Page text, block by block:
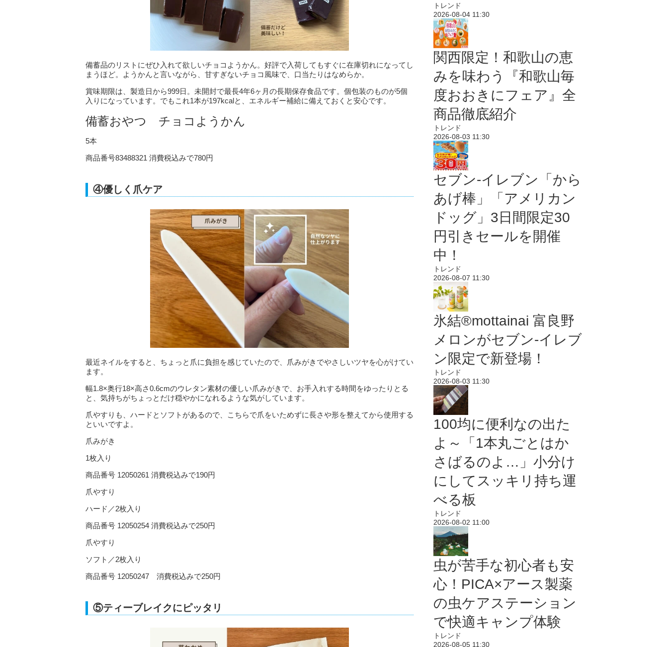
備蓄品のリストにぜひ入れて欲しいチョコようかん。好評で入荷してもすぐに在庫切れになってし
まうほど。ようかんと言いながら、甘すぎないチョコ風味で、口当たりはなめらか。
賞味期限は、製造日から999日。未開封で最長4年6ヶ月の長期保存食品です。個包装のものが5個
入りになっています。でもこれ1本が197kcalと、エネルギー補給に備えておくと安心です。
備蓄おやつ チョコようかん
5本
商品番号83488321 消費税込みで780円
④優しく爪ケア
最近ネイルをすると、ちょっと爪に負担を感じていたので、爪みがきでやさしいツヤを心がけてい
ます。
幅1.8×奥行18×高さ0.6cmのウレタン素材の優しい爪みがきで、お手入れする時間をゆったりとる
と、気持ちがちょっとだけ穏やかになれるような気がしています。
爪やすりも、ハードとソフトがあるので、こちらで爪をいためずに長さや形を整えてから使用する
といいですよ。
爪みがき
1枚入り
商品番号 12050261 消費税込みで190円
爪やすり
ハード／2枚入り
商品番号 12050254 消費税込みで250円
爪やすり
ソフト／2枚入り
商品番号 12050247 消費税込みで250円
⑤ティーブレイクにピッタリ
トレンド
2026-08-04 11:30
関西限定！和歌山の恵
みを味わう『和歌山毎
度おおきにフェア』全
商品徹底紹介
トレンド
2026-08-03 11:30
セブン‐イレブン「から
あげ棒」「アメリカン
ドッグ」3日間限定30
円引きセールを開催
中！
トレンド
2026-08-07 11:30
氷結®mottainai 富良野
メロンがセブン‐イレブ
ン限定で新登場！
トレンド
2026-08-03 11:30
100均に便利なの出た
よ～「1本丸ごとはか
さばるのよ…」小分け
にしてスッキリ持ち運
べる板
トレンド
2026-08-02 11:00
虫が苦手な初心者も安
心！PICA×アース製薬
の虫ケアステーション
で快適キャンプ体験
トレンド
2026-08-05 11:30